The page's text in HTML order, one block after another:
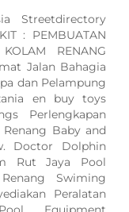
Streetdirectory
: PEMBUATAN
RENANG
Jalan Bahagia
dan Pelampung
en buy toys
Perlengkapan
Baby and
Doctor Dolphin
Rut Jaya Pool
Swiming
Peralatan